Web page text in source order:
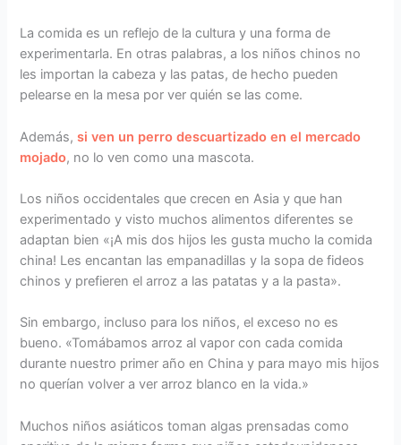
La comida es un reflejo de la cultura y una forma de
experimentarla. En otras palabras, a los niños chinos no
les importan la cabeza y las patas, de hecho pueden
pelearse en la mesa por ver quién se las come.
Además,si ven un perro descuartizado en el mercado
mojado, no lo ven como una mascota.
Los niños occidentales que crecen en Asia y que han
experimentado y visto muchos alimentos diferentes se
adaptan bien «¡A mis dos hijos les gusta mucho la comida
china! Les encantan las empanadillas y la sopa de fideos
chinos y prefieren el arroz a las patatas y a la pasta».
Sin embargo, incluso para los niños, el exceso no es
bueno. «Tomábamos arroz al vapor con cada comida
durante nuestro primer año en China y para mayo mis hijos
no querían volver a ver arroz blanco en la vida.»
Muchos niños asiáticos toman algas prensadas como